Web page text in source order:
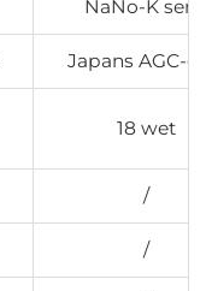
NaNo-K
Japans AGC-
18 wet
/
/